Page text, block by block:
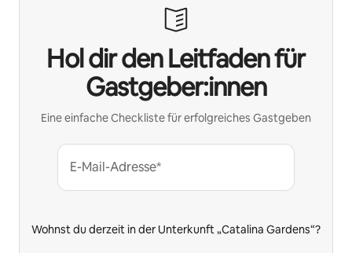
Hol dir den Leitfaden für
Gastgeber:innen
Eine einfache Checkliste für erfolgreiches Gastgeben
E-Mail-Adresse*
Wohnst du derzeit in der Unterkunft „Catalina Gardens“?